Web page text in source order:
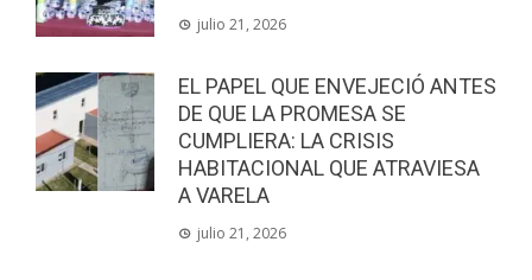
julio 21, 2026
EL PAPEL QUE ENVEJECIÓ ANTES
DE QUE LA PROMESA SE
CUMPLIERA: LA CRISIS
HABITACIONAL QUE ATRAVIESA
A VARELA
julio 21, 2026